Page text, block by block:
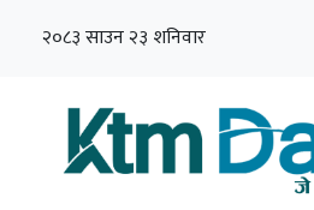
२०८३ साउन २३ शनिवार